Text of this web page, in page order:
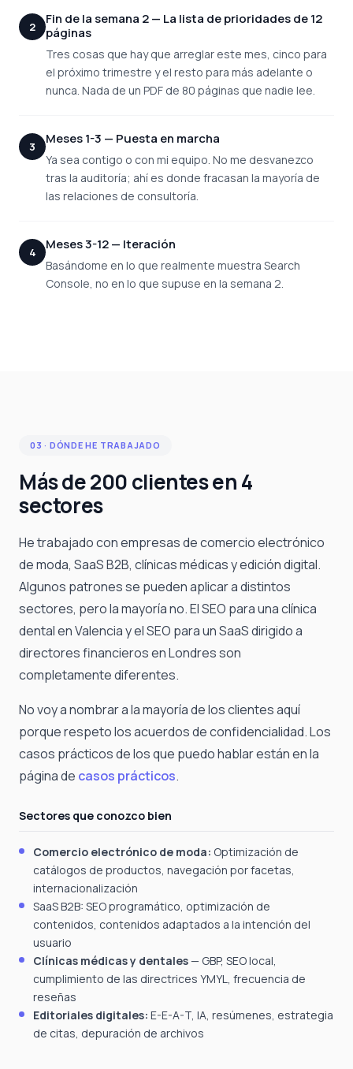
2
Fin de la semana 2 — La lista de prioridades de 12
páginas
Tres cosas que hay que arreglar este mes, cinco para
el próximo trimestre y el resto para más adelante o
nunca. Nada de un PDF de 80 páginas que nadie lee.
3 Meses 1-3 — Puesta en marcha
Ya sea contigo o con mi equipo. No me desvanezco
tras la auditoría; ahí es donde fracasan la mayoría de
las relaciones de consultoría.
4 Meses 3-12 — Iteración
Basándome en lo que realmente muestra Search
Console, no en lo que supuse en la semana 2.
03 · DÓNDE HE TRABAJADO
Más de 200 clientes en 4
sectores
He trabajado con empresas de comercio electrónico
de moda, SaaS B2B, clínicas médicas y edición digital.
Algunos patrones se pueden aplicar a distintos
sectores, pero la mayoría no. El SEO para una clínica
dental en Valencia y el SEO para un SaaS dirigido a
directores financieros en Londres son
completamente diferentes.
No voy a nombrar a la mayoría de los clientes aquí
porque respeto los acuerdos de confidencialidad. Los
casos prácticos de los que puedo hablar están en la
página de casos prácticos.
Sectores que conozco bien
Comercio electrónico de moda: Optimización de
catálogos de productos, navegación por facetas,
internacionalización
SaaS B2B: SEO programático, optimización de
contenidos, contenidos adaptados a la intención del
usuario
Clínicas médicas y dentales— GBP, SEO local,
cumplimiento de las directrices YMYL, frecuencia de
reseñas
Editoriales digitales: E-E-A-T, IA, resúmenes, estrategia
de citas, depuración de archivos